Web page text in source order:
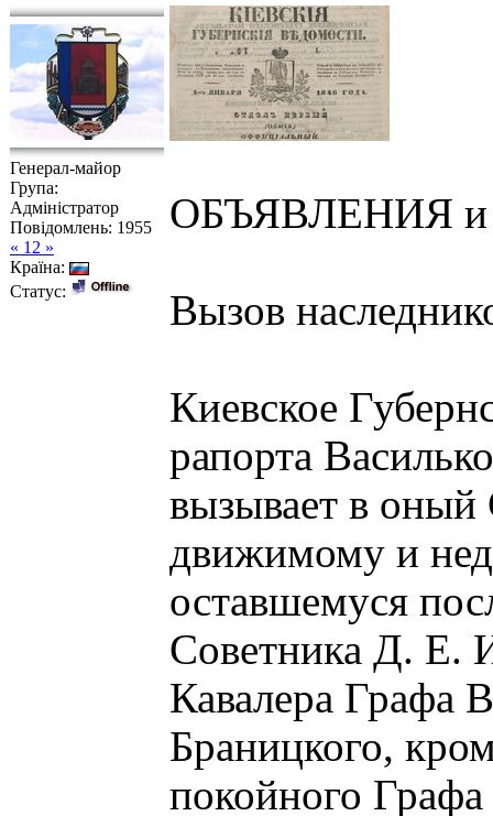
Генерал-майор
Група:
Адміністратор
Повідомлень: 1955
« 12 »
Країна:
Статус:
ОБЪЯВЛЕНИЯ
Вызов
Киевское
рапорта
вызывает в оный
движимому и
оставшемуся
Советника Д. Е.
Кавалера Графа
Браницкого,
покойного